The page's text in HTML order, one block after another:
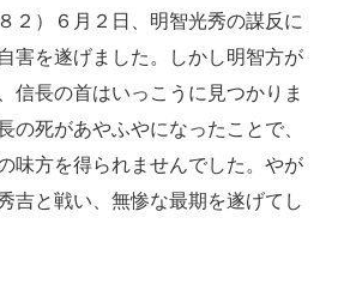
２）６月２日、明智光秀の謀反に
害を遂げました。しかし明智方が
信長の首はいっこうに見つかりま
の死があやふやになったことで、
味方を得られませんでした。やが
吉と戦い、無惨な最期を遂げてし